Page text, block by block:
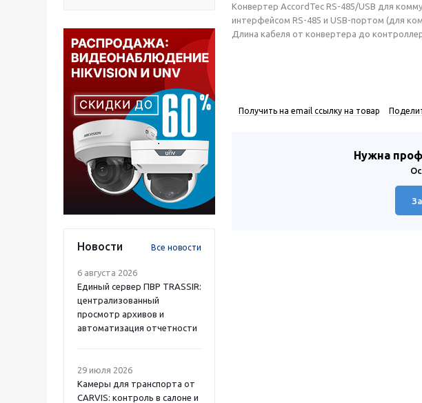
Новости Все новости
6 августа 2026
Единый сервер ПВР TRASSIR:
централизованный
просмотр архивов и
автоматизация отчетности
29 июля 2026
Камеры для транспорта от
CARVIS: контроль в салоне и
Конвертер AccordTec RS-485/USB для
интерфейсом RS-485 и USB-портом (для
Длина кабеля от конвертера до
Получить на email ссылку на товар
Нужна